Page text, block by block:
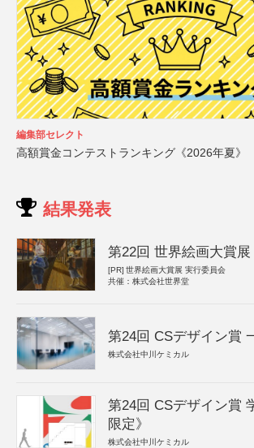
編集部セレクト
高額賞金コンテストランキング《2026年夏》
結果発表
第22回 世界絵画大賞展
[PR] 世界絵画大賞展 実行委員会
共催：株式会社世界堂
第24回 CSデザイン賞
株式会社中川ケミカル
第24回 CSデザイン賞
限定》
株式会社中川ケミカル